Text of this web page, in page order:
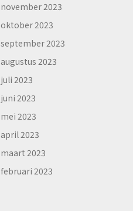
november 2023
oktober 2023
september 2023
augustus 2023
juli 2023
juni 2023
mei 2023
april 2023
maart 2023
februari 2023